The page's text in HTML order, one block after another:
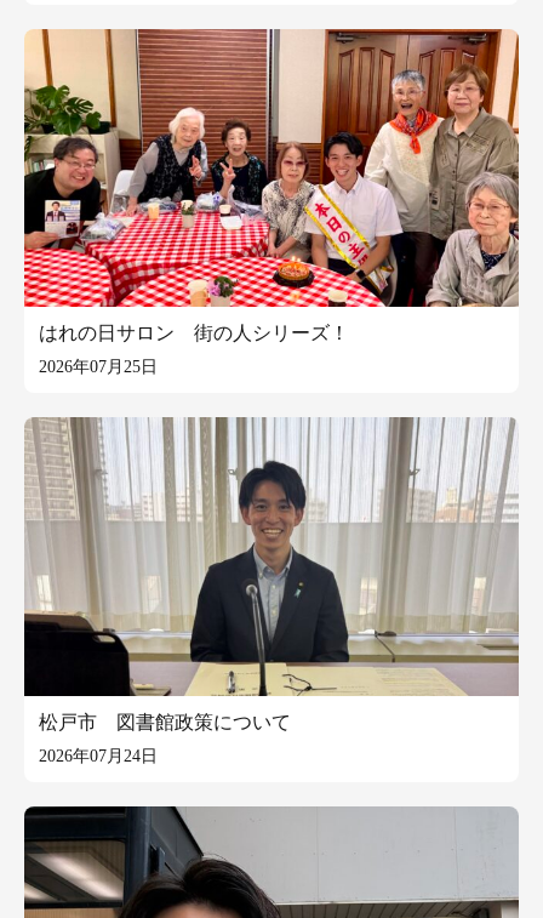
はれの日サロン 街の人シリーズ！
2026年07月25日
松戸市 図書館政策について
2026年07月24日